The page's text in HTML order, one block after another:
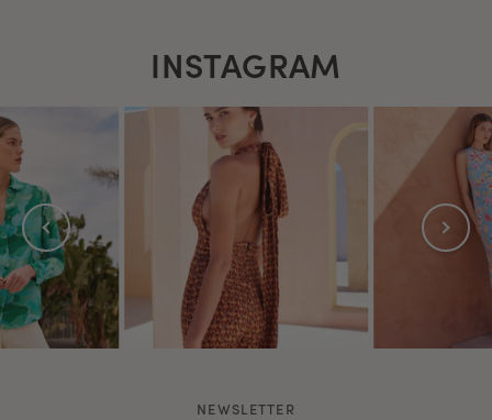
INSTAGRAM
NEWSLETTER